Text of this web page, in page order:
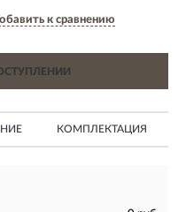
к сравнению
КОМПЛЕКТАЦИЯ